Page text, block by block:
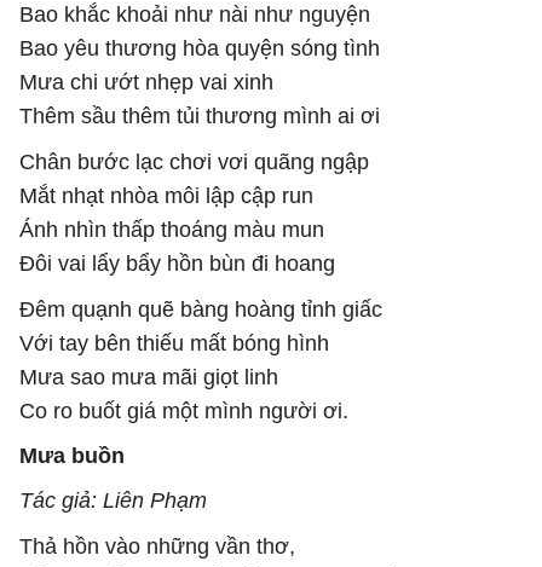
Bao khắc khoải như nài như nguyện
Bao yêu thương hòa quyện sóng tình
Mưa chi ướt nhẹp vai xinh
Thêm sầu thêm tủi thương mình ai ơi
Chân bước lạc chơi vơi quãng ngập
Mắt nhạt nhòa môi lập cập run
Ánh nhìn thấp thoáng màu mun
Đôi vai lẩy bẩy hồn bùn đi hoang
Đêm quạnh quẽ bàng hoàng tỉnh giấc
Với tay bên thiếu mất bóng hình
Mưa sao mưa mãi giọt linh
Co ro buốt giá một mình người ơi.
Mưa buồn
Tác giả: Liên Phạm
Thả hồn vào những vần thơ,